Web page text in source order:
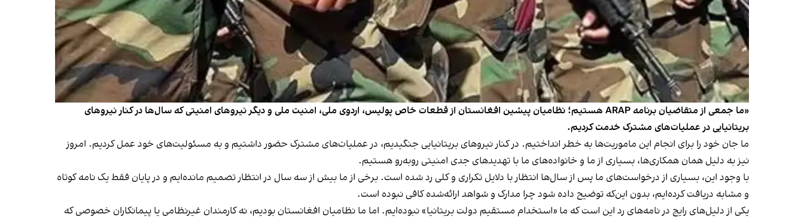
«ما جمعی از متقاضیان برنامه ARAP هستیم؛ نظامیان پیشین افغانستان از قطعات خاص پولیس، اردوی ملی، امنیت ملی و دیگر نیروهای امنیتی که سال‌ها در کنار نیروهای
بریتانیایی در عملیات‌های مشترک خدمت کردیم.
ما جان خود را برای انجام این ماموریت‌ها به خطر انداختیم. در کنار نیروهای بریتانیایی جنگیدیم، در عملیات‌های مشترک حضور داشتیم و به مسئولیت‌های خود عمل کردیم. امروز
نیز به دلیل همان همکاری‌ها، بسیاری از ما و خانواده‌های ما با تهدیدهای جدی امنیتی روبه‌رو هستیم.
با وجود این، بسیاری از درخواست‌های ما پس از سال‌ها انتظار با دلایل تکراری و کلی رد شده است. برخی از ما بیش از سه سال در انتظار تصمیم مانده‌ایم و در پایان فقط یک نامه کوتاه
و مشابه دریافت کرده‌ایم، بدون این‌که توضیح داده شود چرا مدارک و شواهد ارائه‌شده کافی نبوده است.
یکی از دلیل‌های رایج در نامه‌های رد این است که ما «استخدام مستقیم دولت بریتانیا» نبوده‌ایم. اما ما نظامیان افغانستان بودیم، نه کارمندان غیرنظامی یا پیمانکاران خصوصی که